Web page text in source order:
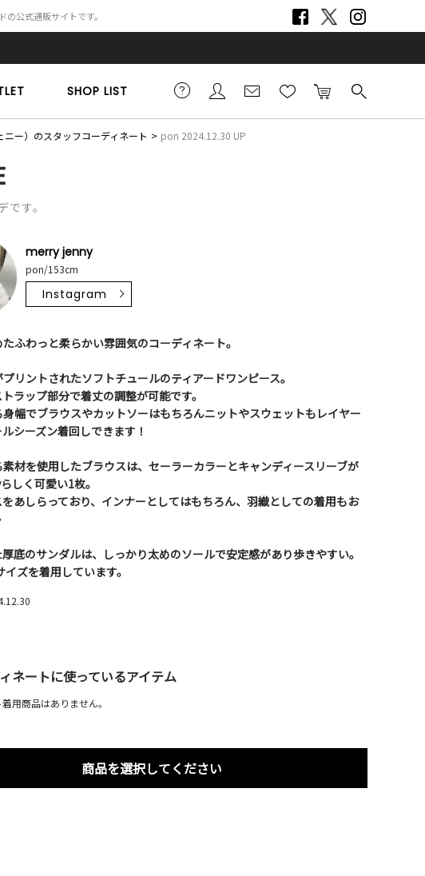
の公式通販サイトです。
SHOP LIST
ー）のスタッフコーディネート pon 2024.12.30 UP
す。
merry jenny
pon/153cm
Instagram
ふわっと柔らかい雰囲気のコーディネート。
リントされたソフトチュールのティアードワンピース。
ラップ部分で着丈の調整が可能です。
身幅でブラウスやカットソーはもちろんニットやスウェットもレイヤー
シーズン着回しできます！
材を使用したブラウスは、セーラーカラーとキャンディースリーブが
しく可愛い1枚。
あしらっており、インナーとしてはもちろん、羽織としての着用もお
底のサンダルは、しっかり太めのソールで安定感があり歩きやすい。
ズを着用しています。
ネートに使っているアイテム
用商品はありません。
商品を選択してください